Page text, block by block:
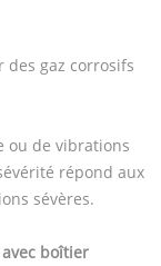
des gaz corrosifs
ou de vibrations
répond aux
sévères.
boîtier